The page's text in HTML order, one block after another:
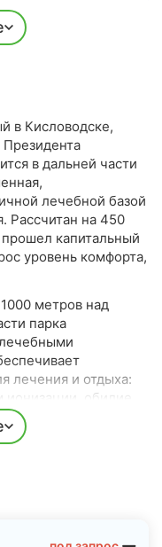
в Кисловодске,
в дальней части
лечебной базой
Рассчитан на 450
капитальный
уровень комфорта,
метров над
парка
лечения и отдыха:
обилие
климат и
комплекс,
лифтами, все